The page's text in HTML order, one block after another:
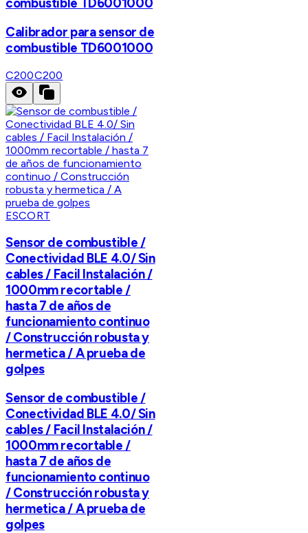
Calibrador para sensor de
combustible TD6001000
C200C200
ESCORT
Sensor de combustible /
Conectividad BLE 4.0/ Sin
cables / Facil Instalación /
1000mm recortable /
hasta 7 de años de
funcionamiento continuo
/ Construcción robusta y
hermetica / A prueba de
golpes
Sensor de combustible /
Conectividad BLE 4.0/ Sin
cables / Facil Instalación /
1000mm recortable /
hasta 7 de años de
funcionamiento continuo
/ Construcción robusta y
hermetica / A prueba de
golpes